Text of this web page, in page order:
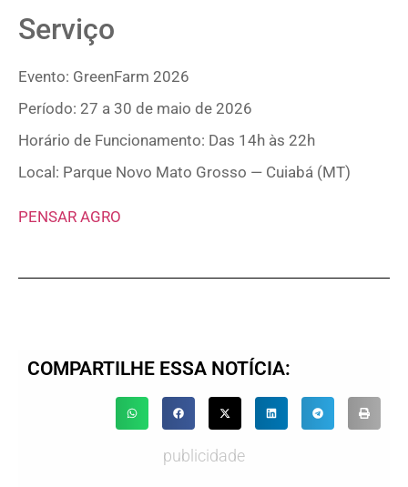
Serviço
Evento: GreenFarm 2026
Período: 27 a 30 de maio de 2026
Horário de Funcionamento: Das 14h às 22h
Local: Parque Novo Mato Grosso — Cuiabá (MT)
PENSAR AGRO
COMPARTILHE ESSA NOTÍCIA:
publicidade